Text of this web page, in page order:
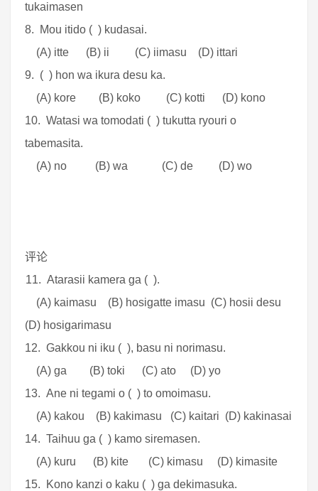
tukaimasen
8. Mou itido ( ) kudasai.
(A) itte (B) ii (C) iimasu (D) ittari
9. ( ) hon wa ikura desu ka.
(A) kore (B) koko (C) kotti (D) kono
10. Watasi wa tomodati ( ) tukutta ryouri o
tabemasita.
(A) no (B) wa (C) de (D) wo
评论
11. Atarasii kamera ga ( ).
(A) kaimasu (B) hosigatte imasu (C) hosii desu
(D) hosigarimasu
12. Gakkou ni iku ( ), basu ni norimasu.
(A) ga (B) toki (C) ato (D) yo
13. Ane ni tegami o ( ) to omoimasu.
(A) kakou (B) kakimasu (C) kaitari (D) kakinasai
14. Taihuu ga ( ) kamo siremasen.
(A) kuru (B) kite (C) kimasu (D) kimasite
15. Kono kanzi o kaku ( ) ga dekimasuka.